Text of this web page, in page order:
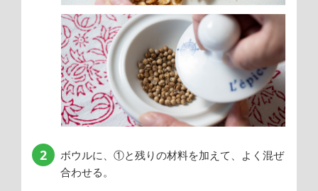
2
ボウルに、①と残りの材料を加えて、よく混ぜ
合わせる。